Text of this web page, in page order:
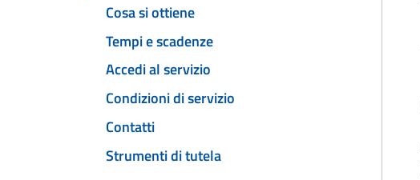
Cosa si ottiene
Tempi e scadenze
Accedi al servizio
Condizioni di servizio
Contatti
Strumenti di tutela